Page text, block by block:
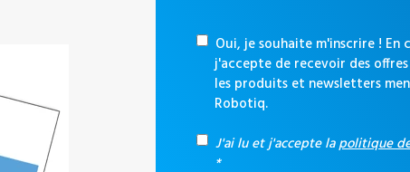
Oui, je souhaite m'inscrire ! En
j'accepte de recevoir des
les produits et newsletters
Robotiq.
J'ai lu et j'accepte lapolitique
*